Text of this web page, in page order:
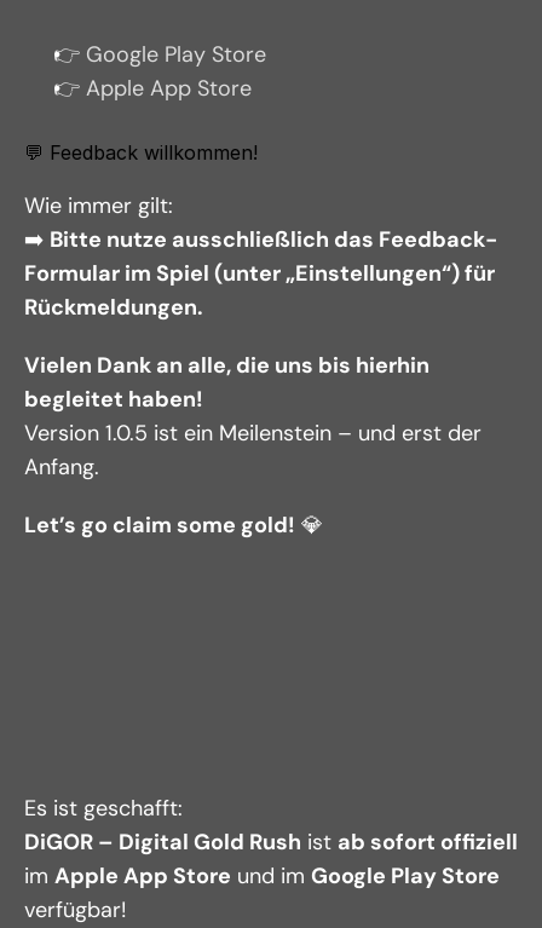
👉 Google Play Store
👉 Apple App Store
💬 Feedback willkommen!
Wie immer gilt:
➡️ Bitte nutze ausschließlich das Feedback-
Formular im Spiel (unter „Einstellungen“) für
Rückmeldungen.
Vielen Dank an alle, die uns bis hierhin
begleitet haben!
Version 1.0.5 ist ein Meilenstein – und erst der
Anfang.
Let’s go claim some gold! 💎
Es ist geschafft:
DiGOR – Digital Gold Rush ist ab sofort offiziell
im Apple App Store und im Google Play Store
verfügbar!